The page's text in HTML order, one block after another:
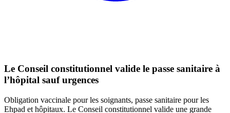
Le Conseil constitutionnel valide le passe sanitaire à
l’hôpital sauf urgences
Obligation vaccinale pour les soignants, passe sanitaire pour les
Ehpad et hôpitaux. Le Conseil constitutionnel valide une grande